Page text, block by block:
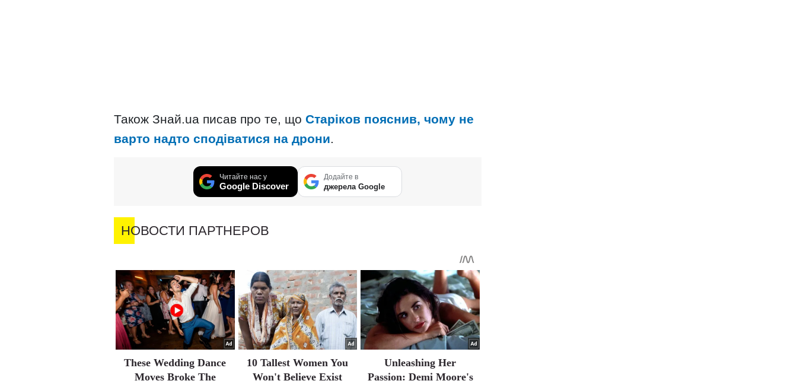
Також Знай.ua писав про те, що Старіков пояснив, чому не
варто надто сподіватися на дрони.
Читайте нас у
Google Discover
Додайте в
джерела Google
НОВОСТИ ПАРТНЕРОВ
These Wedding Dance
Moves Broke The
10 Tallest Women You
Won't Believe Exist
Unleashing Her
Passion: Demi Moore's